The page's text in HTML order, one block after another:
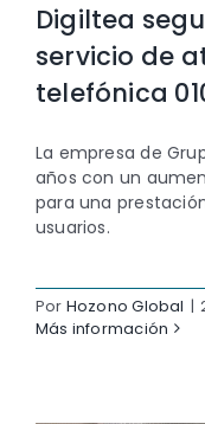
Digiltea
servicio de
telefónica
La empresa de
años con un
para una
usuarios.
Por Hozono Global |
Más información